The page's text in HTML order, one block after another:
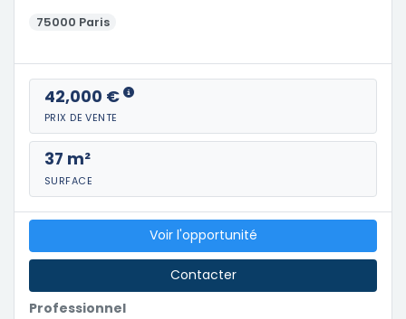
75000 Paris
42,000 €
PRIX DE VENTE
37 m²
SURFACE
Professionnel
Voir l'opportunité
Contacter